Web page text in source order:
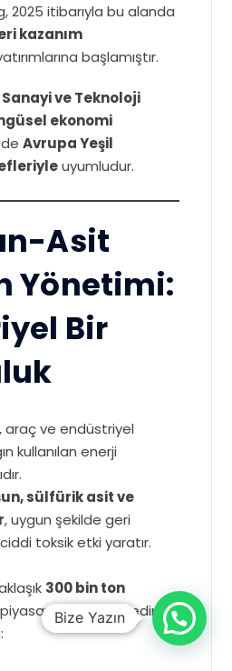
2025 itibarıyla bu alanda
kazanım
başlamıştır.
Sanayi ve Teknoloji
ekonomi
deAvrupa Yeşil
uyumludur.
Asit
Yönetimi:
Bir
araç ve endüstriyel
kullanılan enerji
sülfürik asit ve
, uygun şekilde geri
toksik etki yaratır.
300 bin ton
piyasaya sürülmektedir.
Bize Yazın